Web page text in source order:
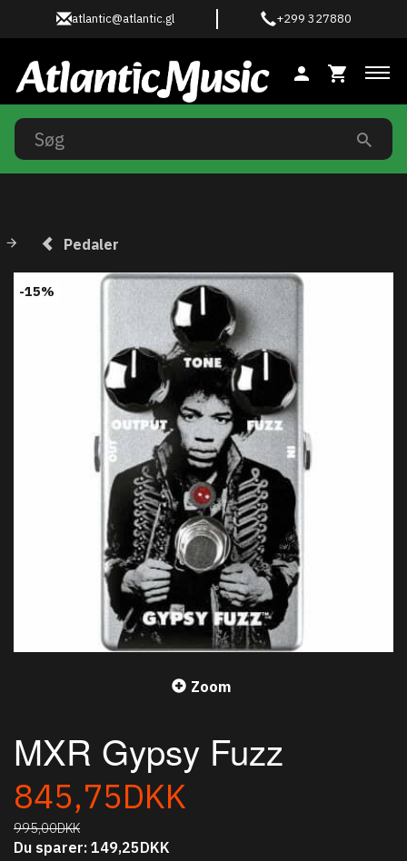
atlantic@atlantic.gl +299 327880
Pedaler
-15%
Zoom
MXR Gypsy Fuzz
845,75DKK
995,00DKK
Du sparer: 149,25DKK